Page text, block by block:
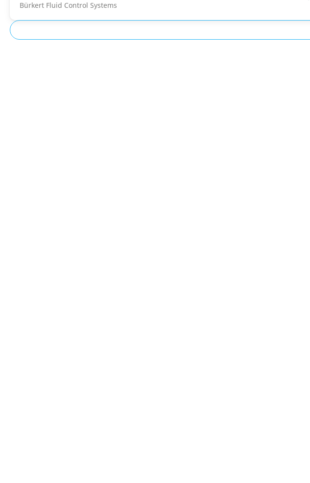
Bürkert Fluid Control Systems